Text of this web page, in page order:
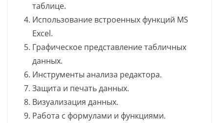
таблице.
Использование встроенных функций MS
Excel.
Графическое представление табличных
данных.
Инструменты анализа редактора.
Защита и печать данных.
Визуализация данных.
Работа с формулами и функциями.